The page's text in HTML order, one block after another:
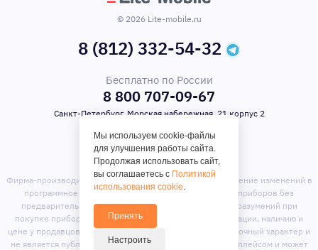
© 2026 Lite-mobile.ru
8 (812) 332-54-32
Бесплатно по России
8 800 707-09-67
Санкт-Петербург, Морская набережная, 21 корпус 2
Фирма-производитель оставляет за собой право на внесение изменений в
программное обеспечение, дизайн и комплектацию приборов без
предварительного уведомления. Во избежание недоразумений при
покупке приборов уточняйте информацию о комплектации, наличию и
цене у продавцов. Вся информация на сайте носит справочный характер и
не является публичной офертой. Сайт является маркет-плейсом и может
Мы используем cookie-файлы
для улучшения работы сайта.
Продолжая использовать сайт,
вы соглашаетесь с Политикой
использования cookie.
Принять
Настроить